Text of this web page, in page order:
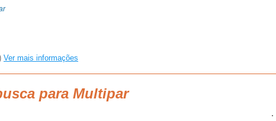
Ver mais informações
para Multipar